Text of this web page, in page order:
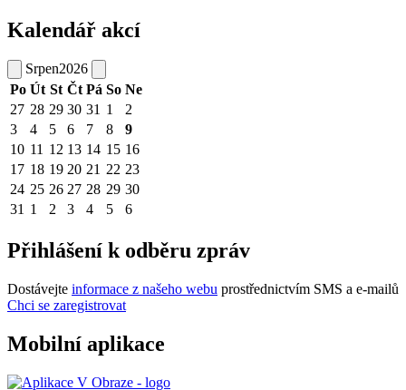
Kalendář akcí
Srpen2026
Po Út St Čt Pá So Ne
27 28 29 30 31 1
2
3
4 5 6 7 8
9
10 11 12 13 14 15 16
17 18 19 20 21 22 23
24 25 26 27 28 29 30
31 1 2 3 4 5 6
Přihlášení k odběru zpráv
Dostávejte informace z našeho webu prostřednictvím SMS a e-mailů
Chci se zaregistrovat
Mobilní aplikace